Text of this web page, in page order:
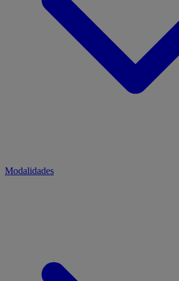
Modalidades